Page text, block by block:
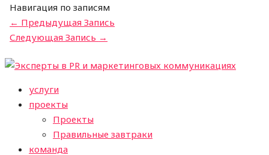
Навигация по записям
← Предыдущая Запись
Следующая Запись →
услуги
проекты
Проекты
Правильные завтраки
команда